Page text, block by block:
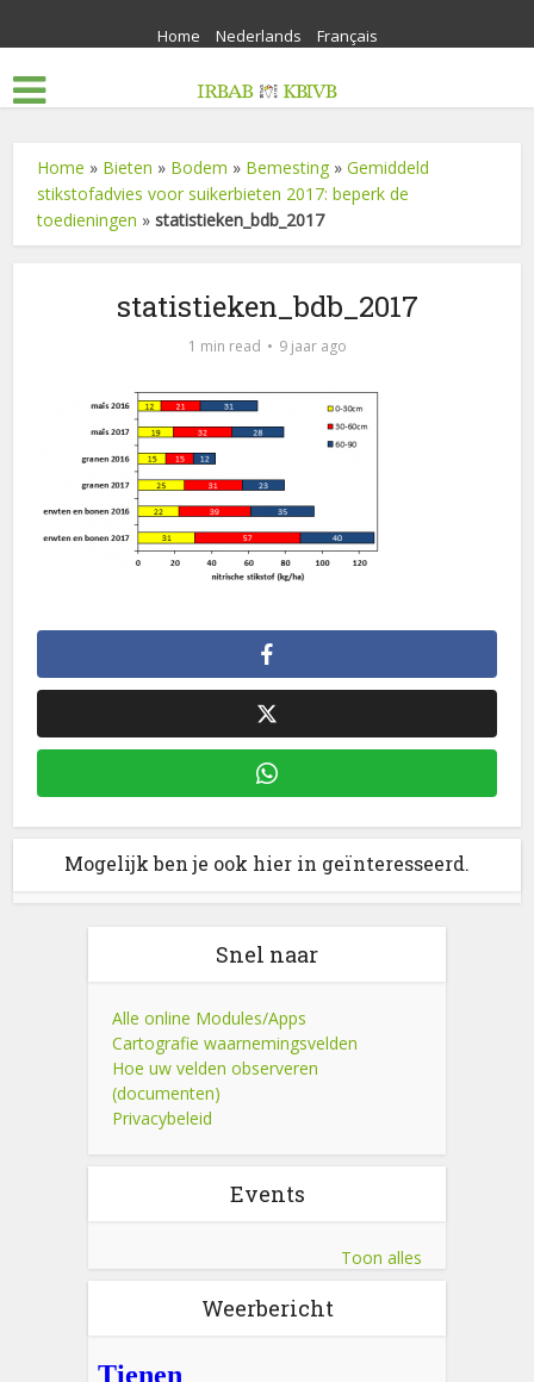
Home Nederlands Français
Home » Bieten » Bodem » Bemesting »Gemiddeld
stikstofadvies voor suikerbieten 2017: beperk de
toedieningen »statistieken_bdb_2017
statistieken_bdb_2017
1 min read 9 jaar ago
Mogelijk ben je ook hier in geïnteresseerd.
Snel naar
Alle online Modules/Apps
Cartografie waarnemingsvelden
Hoe uw velden observeren
(documenten)
Privacybeleid
Events
Toon alles
Weerbericht